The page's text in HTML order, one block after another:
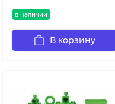
в наличии
В корзину